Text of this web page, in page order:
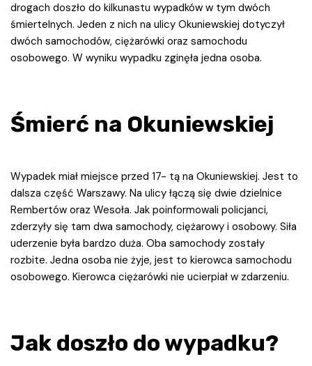
drogach doszło do kilkunastu wypadków w tym dwóch
śmiertelnych. Jeden z nich na ulicy Okuniewskiej dotyczył
dwóch samochodów, ciężarówki oraz samochodu
osobowego. W wyniku wypadku zginęła jedna osoba.
Śmierć na Okuniewskiej
Wypadek miał miejsce przed 17- tą na Okuniewskiej. Jest to
dalsza część Warszawy. Na ulicy łączą się dwie dzielnice
Rembertów oraz Wesoła. Jak poinformowali policjanci,
zderzyły się tam dwa samochody, ciężarowy i osobowy. Siła
uderzenie była bardzo duża. Oba samochody zostały
rozbite. Jedna osoba nie żyje, jest to kierowca samochodu
osobowego. Kierowca ciężarówki nie ucierpiał w zdarzeniu.
Jak doszło do wypadku?